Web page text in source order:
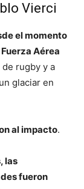
Vierci
el momento
Aérea
rugby y a
glaciar en
al impacto.
las
fueron